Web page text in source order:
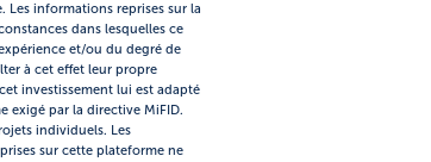
informations reprises sur la
dans lesquelles ce
et/ou du degré de
à cet effet leur propre
investissement lui est adapté
exigé par la directive MiFID.
individuels. Les
sur cette plateforme ne